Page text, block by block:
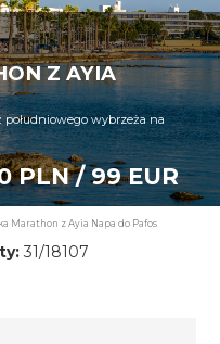
Z AYIA
wybrzeża na
PLN / 99 EUR
Marathon z Ayia Napa do Pafos
31/18107